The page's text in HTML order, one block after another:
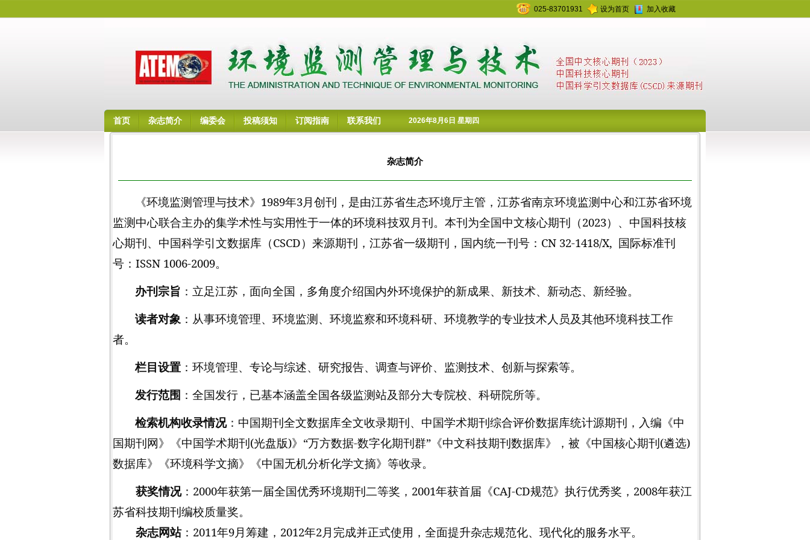
025-83701931 设为首页 加入收藏
首页 杂志简介 编委会 投稿须知 订阅指南 联系我们 2026年8月6日 星期四
杂志简介
《环境监测管理与技术》 1989年3月创刊，是由江苏省生态环境厅主管，江苏省南京环境监测中心和江苏省环境
监测中心联合主办的集学术性与实用性于一体的环境科技双月刊。本刊为全国中文核心期刊（2023）、中国科技核
心期刊、中国科学引文数据库（CSCD）来源期刊，江苏省一级期刊，国内统一刊号： CN 32-1418/X, 国际标准刊
号： ISSN 1006-2009。
办刊宗旨 ：立足江苏，面向全国，多角度介绍国内外环境保护的新成果、新技术、新动态、新经验。
读者对象 ：从事环境管理、环境监测、环境监察和环境科研、环境教学的专业技术人员及其他环境科技工作
者。
栏目设置 ：环境管理、专论与综述、研究报告、调查与评价、监测技术、创新与探索等。
发行范围 ：全国发行，已基本涵盖全国各级监测站及部分大专院校、科研院所等。
检索机构收录情况：中国期刊全文数据库全文收录期刊、中国学术期刊综合评价数据库统计源期刊，入编《中
国期刊网》《中国学术期刊(光盘版)》“万方数据-数字化期刊群”《中文科技期刊数据库》，被《中国核心期刊(遴选)
数据库》《环境科学文摘》《中国无机分析化学文摘》等收录。
获奖情况： 2000年获第一届全国优秀环境期刊二等奖， 2001年获首届《CAJ-CD规范》执行优秀奖， 2008年获江
苏省科技期刊编校质量奖。
杂志网站： 2011年9月筹建， 2012年2月完成并正式使用，全面提升杂志规范化、现代化的服务水平。